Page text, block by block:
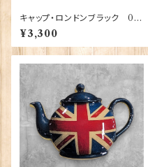
キャップ・ロンドンブラック 00
195
¥3,300